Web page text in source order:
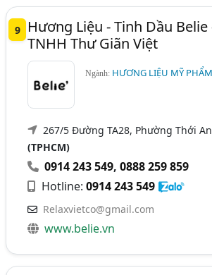
9
Hương Liệu - Tinh Dầu Belie
TNHH Thư Giãn Việt
Ngành: HƯƠNG LIỆU MỸ
267/5 Đường TA28, Phường Thới
(TPHCM)
0914 243 549,0888 259 859
Hotline:0914 243 549
Relaxvietco@gmail.com
www.belie.vn